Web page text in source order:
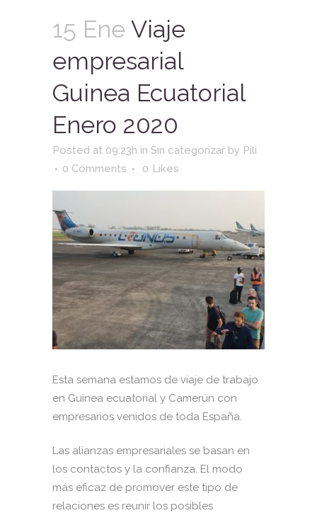
15 Ene Viaje
empresarial
Guinea Ecuatorial
Enero 2020
Posted at 09:23h in Sin categorizar by Pili
0 Comments
0 Likes
Esta semana estamos de viaje de trabajo
en Guinea ecuatorial y Camerún con
empresarios venidos de toda España.
Las alianzas empresariales se basan en
los contactos y la confianza. El modo
más eficaz de promover este tipo de
relaciones es reunir los posibles